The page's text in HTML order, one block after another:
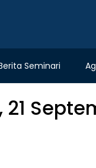
Seminari